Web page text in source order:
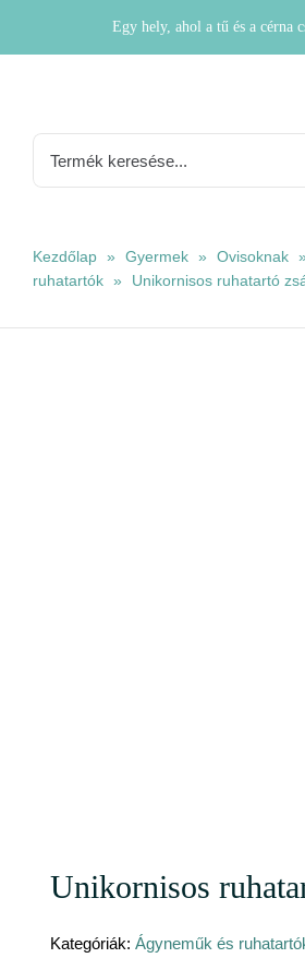
Egy hely, ahol a tű és a cérna
Kezdőlap » Gyermek » Ovisoknak
ruhatartók » Unikornisos ruhatartó
Unikornisos
Kategóriák: Ágyneműk és